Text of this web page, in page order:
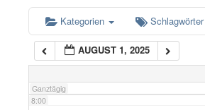
Kategorien Schlagwörter
AUGUST 1, 2025
Ganztägig
6:00
7:00
8:00